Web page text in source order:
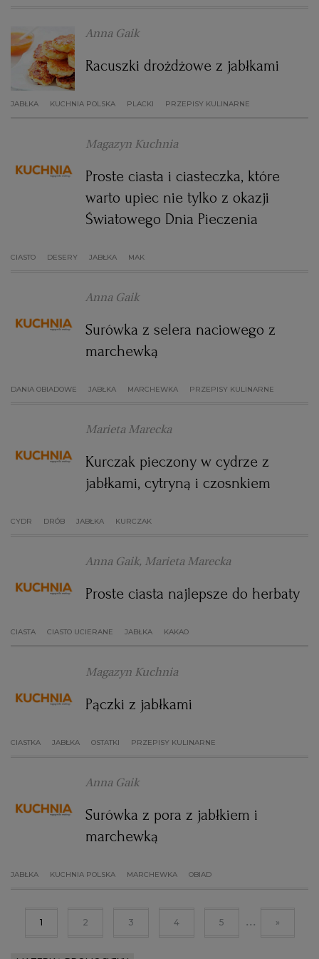
ZAKOPANE
ZIELONA GÓRA
Anna Gaik
Racuszki drożdżowe z jabłkami
JABŁKA KUCHNIA POLSKA PLACKI PRZEPISY KULINARNE
Magazyn Kuchnia
Proste ciasta i ciasteczka, które
warto upiec nie tylko z okazji
Światowego Dnia Pieczenia
CIASTO DESERY JABŁKA MAK
Anna Gaik
Surówka z selera naciowego z
marchewką
DANIA OBIADOWE JABŁKA MARCHEWKA PRZEPISY KULINARNE
Marieta Marecka
Kurczak pieczony w cydrze z
jabłkami, cytryną i czosnkiem
CYDR DRÓB JABŁKA KURCZAK
Anna Gaik, Marieta Marecka
Proste ciasta najlepsze do herbaty
CIASTA CIASTO UCIERANE JABŁKA KAKAO
Magazyn Kuchnia
Pączki z jabłkami
CIASTKA JABŁKA OSTATKI PRZEPISY KULINARNE
Anna Gaik
Surówka z pora z jabłkiem i
marchewką
JABŁKA KUCHNIA POLSKA MARCHEWKA OBIAD
1 2 3 4 5 ... »